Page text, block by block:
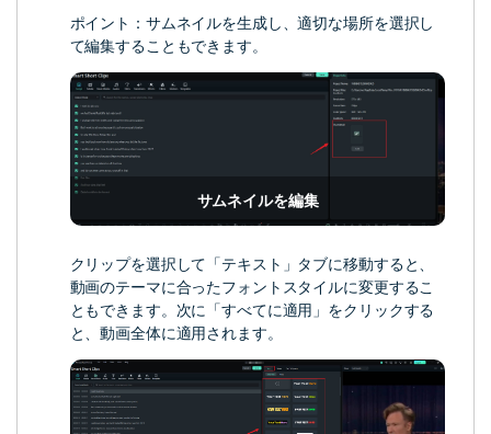
ポイント：サムネイルを生成し、適切な場所を選択し
て編集することもできます。
サムネイルを編集
クリップを選択して「テキスト」タブに移動すると、
動画のテーマに合ったフォントスタイルに変更するこ
ともできます。次に「すべてに適用」をクリックする
と、動画全体に適用されます。